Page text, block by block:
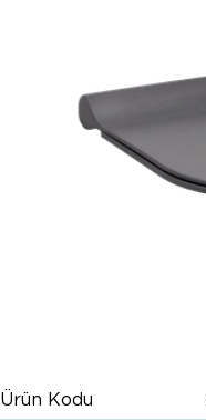
Ürün Kodu